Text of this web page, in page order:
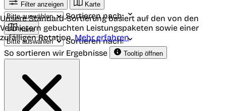
Filter anzeigen
Karte
Sortieren nach:
Karte
Sortieren nach:
So sortieren wir Ergebnisse
Tooltip öffnen
Unsere Standard-Sortierung basiert auf den von den
Vermietern gebuchten Leistungspaketen sowie einer
zufälligen Rotation.Mehr erfahren